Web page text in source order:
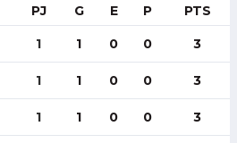
PJ G E P PTS
1 1 0 0 3
1 1 0 0 3
1 1 0 0 3